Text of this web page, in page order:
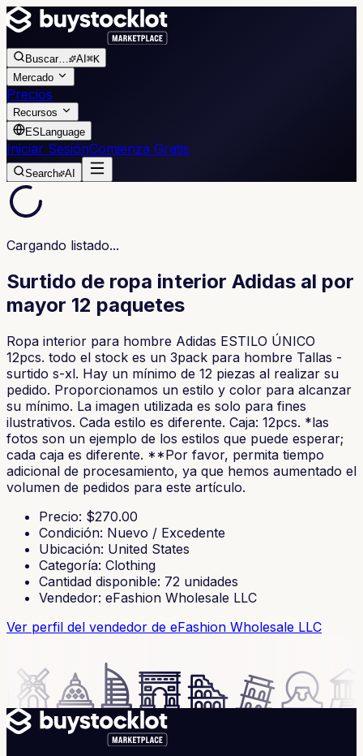
Buscar… AI ⌘K
Mercado
Precios
Recursos
ES Language
Iniciar SesiónComienza Gratis
Search AI
Cargando listado...
Surtido de ropa interior Adidas al por
mayor 12 paquetes
Ropa interior para hombre Adidas ESTILO ÚNICO
12pcs. todo el stock es un 3pack para hombre Tallas -
surtido s-xl. Hay un mínimo de 12 piezas al realizar su
pedido. Proporcionamos un estilo y color para alcanzar
su mínimo. La imagen utilizada es solo para fines
ilustrativos. Cada estilo es diferente. Caja: 12pcs. *las
fotos son un ejemplo de los estilos que puede esperar;
cada caja es diferente. **Por favor, permita tiempo
adicional de procesamiento, ya que hemos aumentado el
volumen de pedidos para este artículo.
Precio: $270.00
Condición: Nuevo / Excedente
Ubicación: United States
Categoría: Clothing
Cantidad disponible: 72 unidades
Vendedor: eFashion Wholesale LLC
Ver perfil del vendedor de eFashion Wholesale LLC